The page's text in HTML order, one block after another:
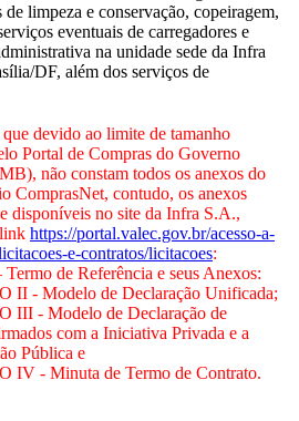
limpeza e conservação, copeiragem,
eventuais de carregadores e
na unidade sede da Infra
DF, além dos serviços de
devido ao limite de tamanho
Portal de Compras do Governo
não constam todos os anexos do
ComprasNet, contudo, os anexos
disponíveis no site da Infra S.A.,
https://portal.valec.gov.br/acesso-a-
e-contratos/licitacoes:
de Referência e seus Anexos:
II - Modelo de Declaração Unificada;
III - Modelo de Declaração de
com a Iniciativa Privada e a
Pública e
IV - Minuta de Termo de Contrato.